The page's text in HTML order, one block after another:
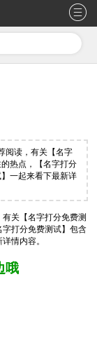
阅读，有关【名字
热点，【名字打分
一起来看下最新详
关【名字打分免费测
打分免费测试】包含
情内容。
哦